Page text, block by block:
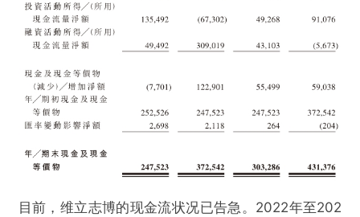
目前，维立志博的现金流状况已告急。2022年至202